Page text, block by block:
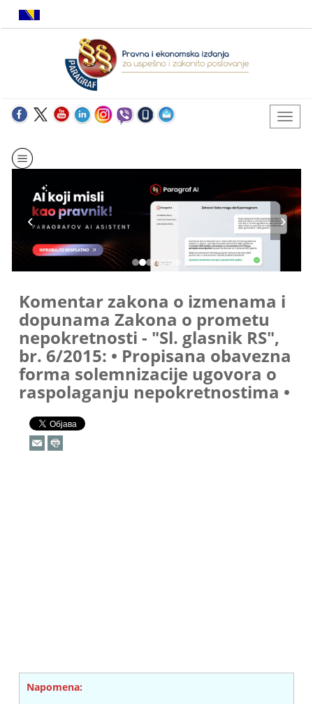
Komentar zakona o izmenama i
dopunama Zakona o prometu
nepokretnosti - "Sl. glasnik RS",
br. 6/2015: • Propisana obavezna
forma solemnizacije ugovora o
raspolaganju nepokretnostima •
Napomena: